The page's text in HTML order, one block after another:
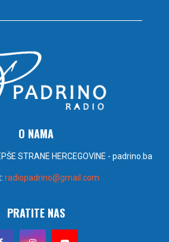
O NAMA
STRANE HERCEGOVINE - padrino.ba
radiopadrino@gmail.com
PRATITE NAS